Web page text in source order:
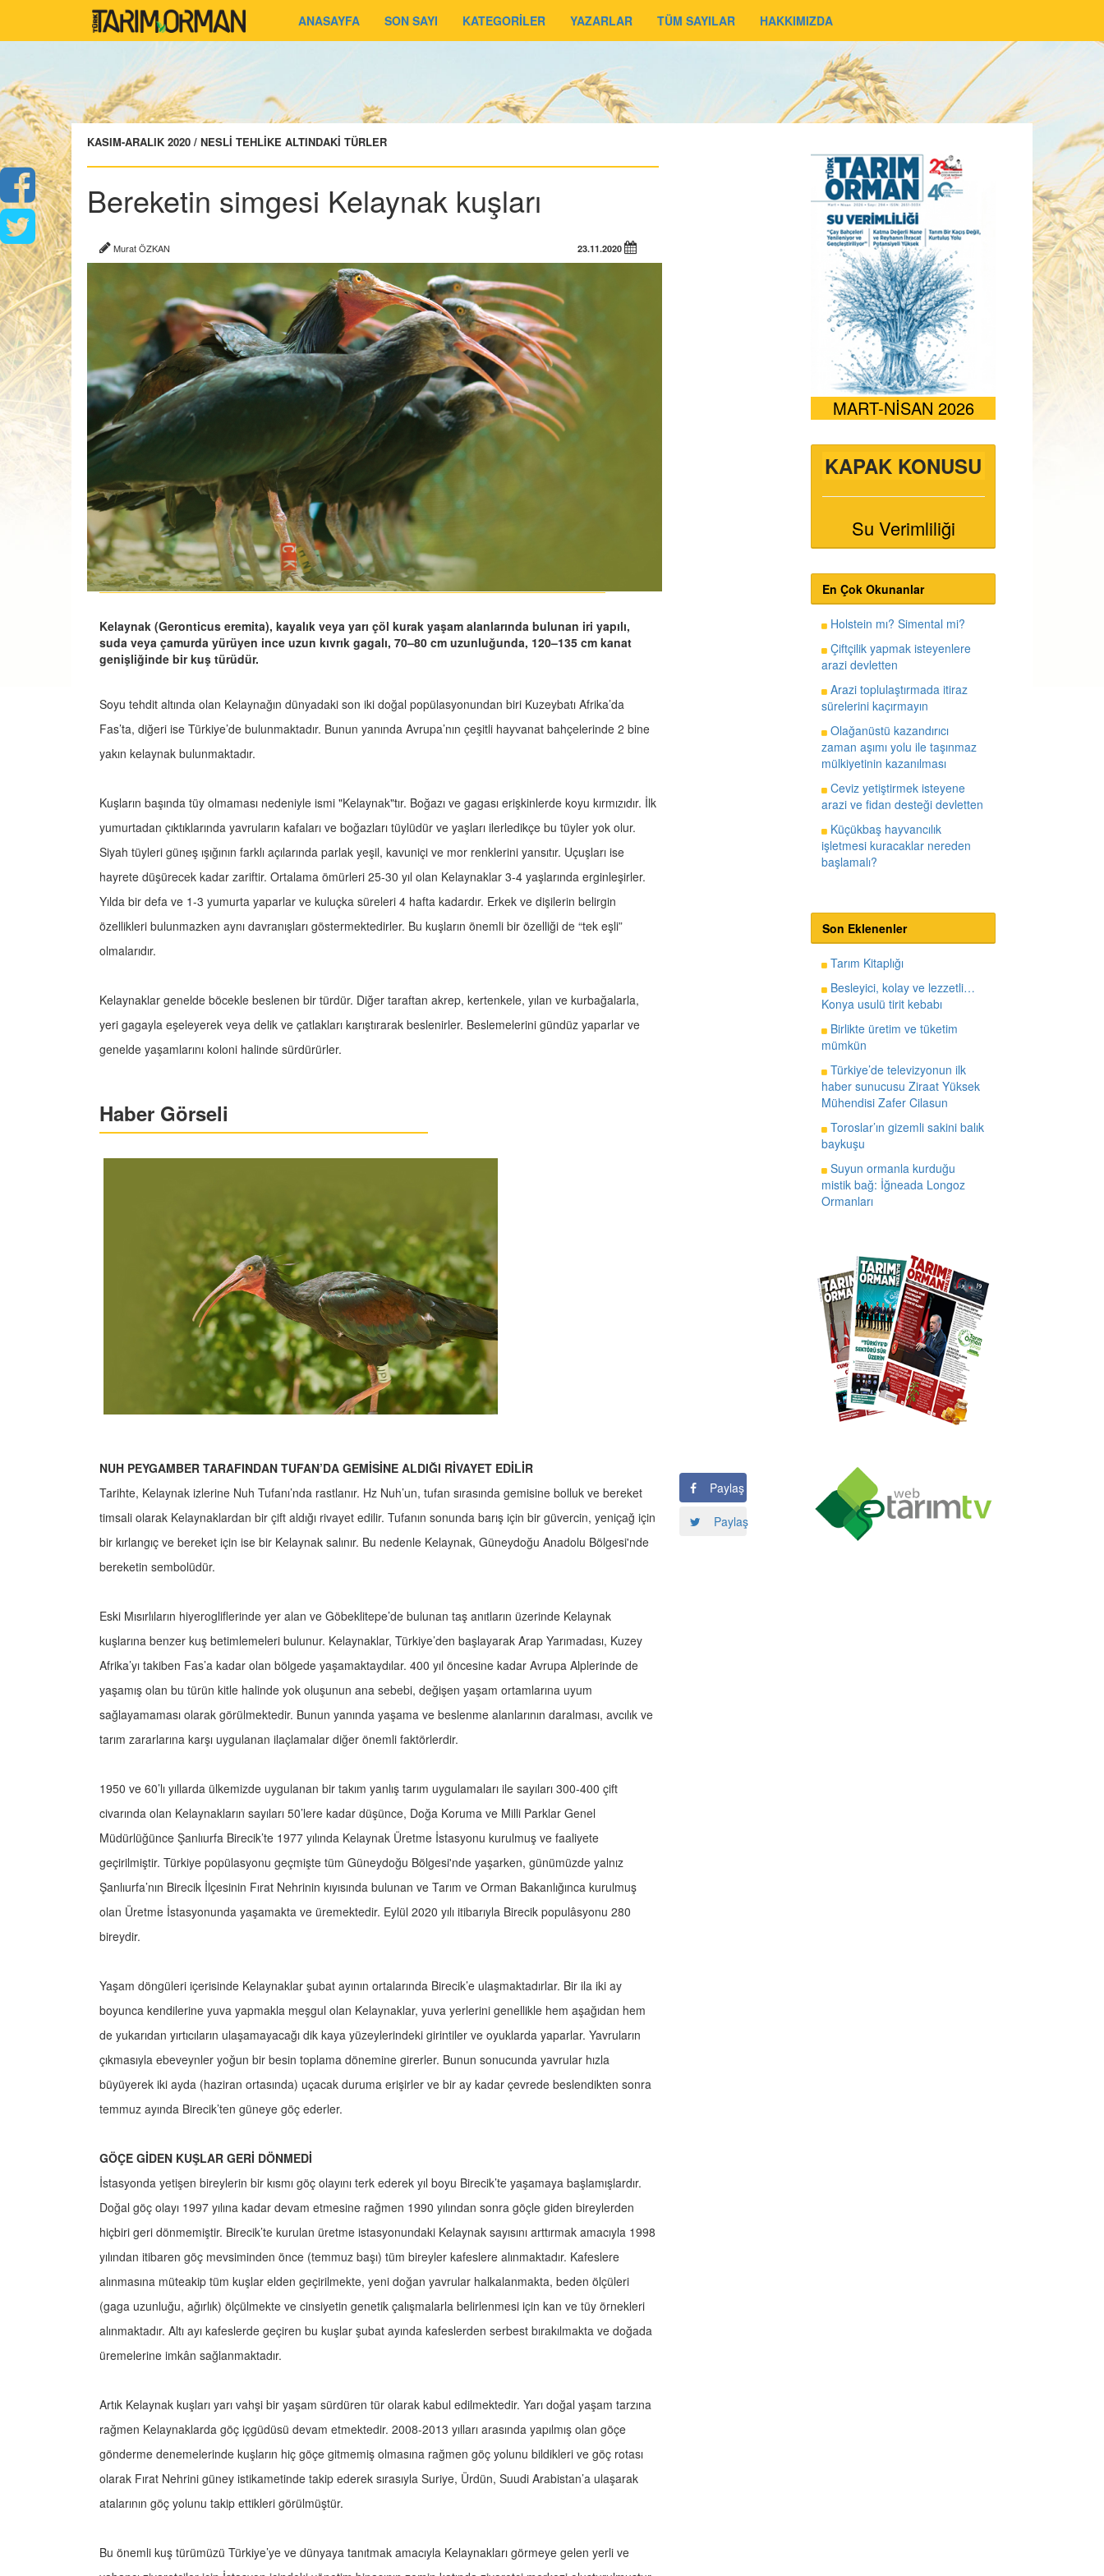
ANASAYFA SON SAYI KATEGORİLER YAZARLAR TÜM SAYILAR HAKKIMIZDA
KASIM-ARALIK 2020 / NESLİ TEHLİKE ALTINDAKİ TÜRLER
Bereketin simgesi Kelaynak kuşları
Murat ÖZKAN 23.11.2020
Kelaynak (Geronticus eremita), kayalık veya yarı çöl kurak yaşam alanlarında bulunan iri yapılı,
suda veya çamurda yürüyen ince uzun kıvrık gagalı, 70–80 cm uzunluğunda, 120–135 cm kanat
genişliğinde bir kuş türüdür.
Soyu tehdit altında olan Kelaynağın dünyadaki son iki doğal popülasyonundan biri Kuzeybatı Afrika’da
Fas’ta, diğeri ise Türkiye’de bulunmaktadır. Bunun yanında Avrupa’nın çeşitli hayvanat bahçelerinde 2 bine
yakın kelaynak bulunmaktadır.
Kuşların başında tüy olmaması nedeniyle ismi "Kelaynak"tır. Boğazı ve gagası erişkinlerde koyu kırmızıdır. İlk
yumurtadan çıktıklarında yavruların kafaları ve boğazları tüylüdür ve yaşları ilerledikçe bu tüyler yok olur.
Siyah tüyleri güneş ışığının farklı açılarında parlak yeşil, kavuniçi ve mor renklerini yansıtır. Uçuşları ise
hayrete düşürecek kadar zariftir. Ortalama ömürleri 25-30 yıl olan Kelaynaklar 3-4 yaşlarında erginleşirler.
Yılda bir defa ve 1-3 yumurta yaparlar ve kuluçka süreleri 4 hafta kadardır. Erkek ve dişilerin belirgin
özellikleri bulunmazken aynı davranışları göstermektedirler. Bu kuşların önemli bir özelliği de “tek eşli”
olmalarıdır.
Kelaynaklar genelde böcekle beslenen bir türdür. Diğer taraftan akrep, kertenkele, yılan ve kurbağalarla,
yeri gagayla eşeleyerek veya delik ve çatlakları karıştırarak beslenirler. Beslemelerini gündüz yaparlar ve
genelde yaşamlarını koloni halinde sürdürürler.
Haber Görseli
NUH PEYGAMBER TARAFINDAN TUFAN’DA GEMİSİNE ALDIĞI RİVAYET EDİLİR
Tarihte, Kelaynak izlerine Nuh Tufanı’nda rastlanır. Hz Nuh’un, tufan sırasında gemisine bolluk ve bereket
timsali olarak Kelaynaklardan bir çift aldığı rivayet edilir. Tufanın sonunda barış için bir güvercin, yeniçağ için
bir kırlangıç ve bereket için ise bir Kelaynak salınır. Bu nedenle Kelaynak, Güneydoğu Anadolu Bölgesi'nde
bereketin sembolüdür.
Eski Mısırlıların hiyerogliflerinde yer alan ve Göbeklitepe’de bulunan taş anıtların üzerinde Kelaynak
kuşlarına benzer kuş betimlemeleri bulunur. Kelaynaklar, Türkiye’den başlayarak Arap Yarımadası, Kuzey
Afrika’yı takiben Fas’a kadar olan bölgede yaşamaktaydılar. 400 yıl öncesine kadar Avrupa Alplerinde de
yaşamış olan bu türün kitle halinde yok oluşunun ana sebebi, değişen yaşam ortamlarına uyum
sağlayamaması olarak görülmektedir. Bunun yanında yaşama ve beslenme alanlarının daralması, avcılık ve
tarım zararlarına karşı uygulanan ilaçlamalar diğer önemli faktörlerdir.
1950 ve 60’lı yıllarda ülkemizde uygulanan bir takım yanlış tarım uygulamaları ile sayıları 300-400 çift
civarında olan Kelaynakların sayıları 50’lere kadar düşünce, Doğa Koruma ve Milli Parklar Genel
Müdürlüğünce Şanlıurfa Birecik’te 1977 yılında Kelaynak Üretme İstasyonu kurulmuş ve faaliyete
geçirilmiştir. Türkiye popülasyonu geçmişte tüm Güneydoğu Bölgesi'nde yaşarken, günümüzde yalnız
Şanlıurfa’nın Birecik İlçesinin Fırat Nehrinin kıyısında bulunan ve Tarım ve Orman Bakanlığınca kurulmuş
olan Üretme İstasyonunda yaşamakta ve üremektedir. Eylül 2020 yılı itibarıyla Birecik populâsyonu 280
bireydir.
Yaşam döngüleri içerisinde Kelaynaklar şubat ayının ortalarında Birecik’e ulaşmaktadırlar. Bir ila iki ay
boyunca kendilerine yuva yapmakla meşgul olan Kelaynaklar, yuva yerlerini genellikle hem aşağıdan hem
de yukarıdan yırtıcıların ulaşamayacağı dik kaya yüzeylerindeki girintiler ve oyuklarda yaparlar. Yavruların
çıkmasıyla ebeveynler yoğun bir besin toplama dönemine girerler. Bunun sonucunda yavrular hızla
büyüyerek iki ayda (haziran ortasında) uçacak duruma erişirler ve bir ay kadar çevrede beslendikten sonra
temmuz ayında Birecik’ten güneye göç ederler.
GÖÇE GİDEN KUŞLAR GERİ DÖNMEDİ
İstasyonda yetişen bireylerin bir kısmı göç olayını terk ederek yıl boyu Birecik’te yaşamaya başlamışlardır.
Doğal göç olayı 1997 yılına kadar devam etmesine rağmen 1990 yılından sonra göçle giden bireylerden
hiçbiri geri dönmemiştir. Birecik’te kurulan üretme istasyonundaki Kelaynak sayısını arttırmak amacıyla 1998
yılından itibaren göç mevsiminden önce (temmuz başı) tüm bireyler kafeslere alınmaktadır. Kafeslere
alınmasına müteakip tüm kuşlar elden geçirilmekte, yeni doğan yavrular halkalanmakta, beden ölçüleri
(gaga uzunluğu, ağırlık) ölçülmekte ve cinsiyetin genetik çalışmalarla belirlenmesi için kan ve tüy örnekleri
alınmaktadır. Altı ayı kafeslerde geçiren bu kuşlar şubat ayında kafeslerden serbest bırakılmakta ve doğada
üremelerine imkân sağlanmaktadır.
Artık Kelaynak kuşları yarı vahşi bir yaşam sürdüren tür olarak kabul edilmektedir. Yarı doğal yaşam tarzına
rağmen Kelaynaklarda göç içgüdüsü devam etmektedir. 2008-2013 yılları arasında yapılmış olan göçe
gönderme denemelerinde kuşların hiç göçe gitmemiş olmasına rağmen göç yolunu bildikleri ve göç rotası
olarak Fırat Nehrini güney istikametinde takip ederek sırasıyla Suriye, Ürdün, Suudi Arabistan’a ulaşarak
atalarının göç yolunu takip ettikleri görülmüştür.
Bu önemli kuş türümüzü Türkiye’ye ve dünyaya tanıtmak amacıyla Kelaynakları görmeye gelen yerli ve
Paylaş
Paylaş
MART-NİSAN 2026
KAPAK KONUSU
Su Verimliliği
En Çok Okunanlar
Holstein mı? Simental mi?
Çiftçilik yapmak isteyenlere
arazi devletten
Arazi toplulaştırmada itiraz
sürelerini kaçırmayın
Olağanüstü kazandırıcı
zaman aşımı yolu ile taşınmaz
mülkiyetinin kazanılması
Ceviz yetiştirmek isteyene
arazi ve fidan desteği devletten
Küçükbaş hayvancılık
işletmesi kuracaklar nereden
başlamalı?
Son Eklenenler
Tarım Kitaplığı
Besleyici, kolay ve lezzetli…
Konya usulü tirit kebabı
Birlikte üretim ve tüketim
mümkün
Türkiye’de televizyonun ilk
haber sunucusu Ziraat Yüksek
Mühendisi Zafer Cilasun
Toroslar’ın gizemli sakini balık
baykuşu
Suyun ormanla kurduğu
mistik bağ: İğneada Longoz
Ormanları